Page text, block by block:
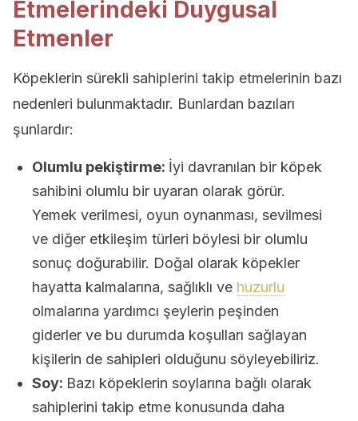
Etmelerindeki Duygusal
Etmenler
Köpeklerin sürekli sahiplerini takip etmelerinin bazı
nedenleri bulunmaktadır. Bunlardan bazıları
şunlardır:
Olumlu pekiştirme: İyi davranılan bir köpek
sahibini olumlu bir uyaran olarak görür.
Yemek verilmesi, oyun oynanması, sevilmesi
ve diğer etkileşim türleri böylesi bir olumlu
sonuç doğurabilir. Doğal olarak köpekler
hayatta kalmalarına, sağlıklı ve huzurlu
olmalarına yardımcı şeylerin peşinden
giderler ve bu durumda koşulları sağlayan
kişilerin de sahipleri olduğunu söyleyebiliriz.
Soy: Bazı köpeklerin soylarına bağlı olarak
sahiplerini takip etme konusunda daha